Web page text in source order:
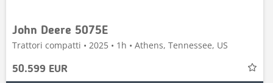
John Deere 5075E
Trattori compatti • 2025 • 1h • Athens, Tennessee, US
50.599 EUR